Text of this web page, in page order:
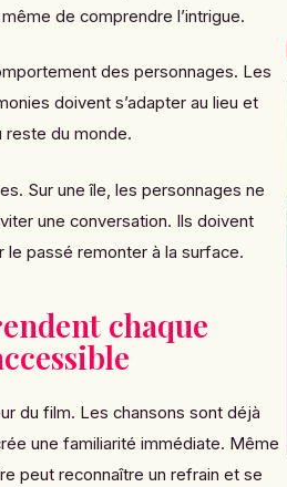
de comprendre l’intrigue.
des personnages. Les
doivent s’adapter au lieu et
reste du monde.
Sur une île, les personnages ne
une conversation. Ils doivent
passé remonter à la surface.
chaque
du film. Les chansons sont déjà
une familiarité immédiate. Même
peut reconnaître un refrain et se